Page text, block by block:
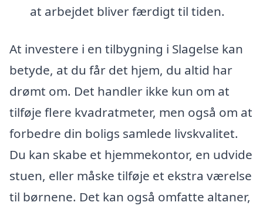
at arbejdet bliver færdigt til tiden.
At investere i en tilbygning i Slagelse kan
betyde, at du får det hjem, du altid har
drømt om. Det handler ikke kun om at
tilføje flere kvadratmeter, men også om at
forbedre din boligs samlede livskvalitet.
Du kan skabe et hjemmekontor, en udvide
stuen, eller måske tilføje et ekstra værelse
til børnene. Det kan også omfatte altaner,